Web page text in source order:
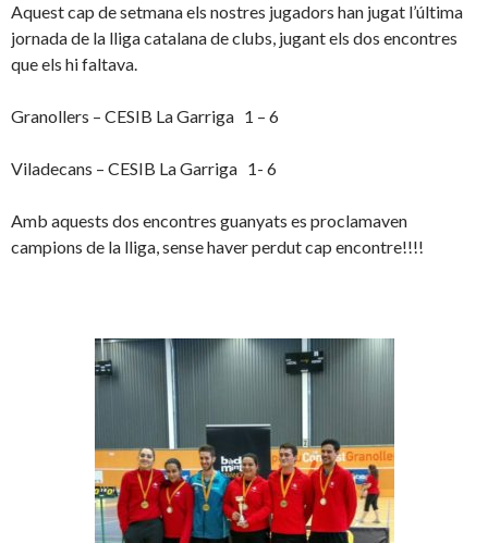
Aquest cap de setmana els nostres jugadors han jugat l’última
jornada de la lliga catalana de clubs, jugant els dos encontres
que els hi faltava.
Granollers – CESIB La Garriga 1 – 6
Viladecans – CESIB La Garriga 1- 6
Amb aquests dos encontres guanyats es proclamaven
campions de la lliga, sense haver perdut cap encontre!!!!